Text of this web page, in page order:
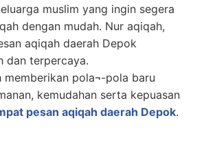
muslim yang ingin segera
dengan mudah. Nur aqiqah,
aqiqah daerah Depok
dan terpercaya.
memberikan pola¬-pola baru
kemudahan serta kepuasan
pesan aqiqah daerah Depok.